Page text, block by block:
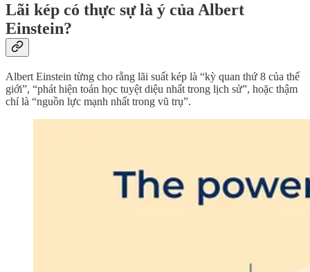
Lãi kép có thực sự là ý của Albert
Einstein?
Albert Einstein từng cho rằng lãi suất kép là “kỳ quan thứ 8 của thế
giới”, “phát hiện toán học tuyệt diệu nhất trong lịch sử”, hoặc thậm
chí là “nguồn lực mạnh nhất trong vũ trụ”.